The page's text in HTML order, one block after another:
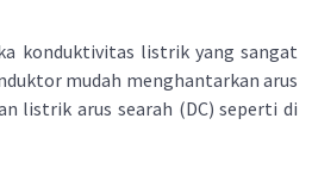
konduktivitas listrik yang sangat
mudah menghantarkan arus
listrik arus searah (DC) seperti di